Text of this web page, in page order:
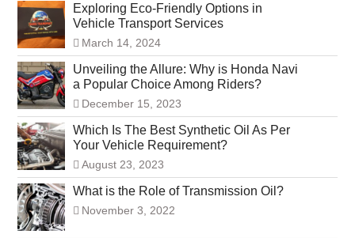
Exploring Eco-Friendly Options in
Vehicle Transport Services
March 14, 2024
Unveiling the Allure: Why is Honda Navi
a Popular Choice Among Riders?
December 15, 2023
Which Is The Best Synthetic Oil As Per
Your Vehicle Requirement?
August 23, 2023
What is the Role of Transmission Oil?
November 3, 2022